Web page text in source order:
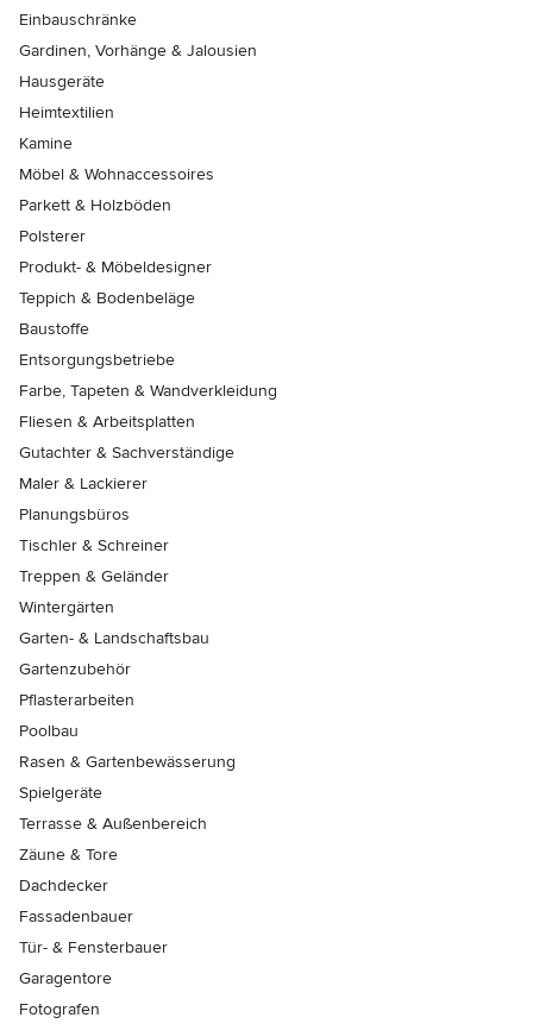
Einbauschränke
Gardinen, Vorhänge & Jalousien
Hausgeräte
Heimtextilien
Kamine
Möbel & Wohnaccessoires
Parkett & Holzböden
Polsterer
Produkt- & Möbeldesigner
Teppich & Bodenbeläge
Baustoffe
Entsorgungsbetriebe
Farbe, Tapeten & Wandverkleidung
Fliesen & Arbeitsplatten
Gutachter & Sachverständige
Maler & Lackierer
Planungsbüros
Tischler & Schreiner
Treppen & Geländer
Wintergärten
Garten- & Landschaftsbau
Gartenzubehör
Pflasterarbeiten
Poolbau
Rasen & Gartenbewässerung
Spielgeräte
Terrasse & Außenbereich
Zäune & Tore
Dachdecker
Fassadenbauer
Tür- & Fensterbauer
Garagentore
Fotografen